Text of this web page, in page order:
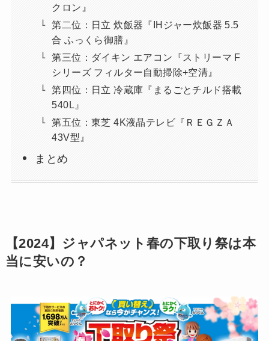
クロン』
第二位：日立 炊飯器『IHジャー炊飯器 5.5
合 ふっくら御膳』
第三位：ダイキン エアコン『ストリーマ F
シリーズ フィルター自動掃除+空清』
第四位：日立 冷蔵庫『まるごとチルド搭載
540L』
第五位：東芝 4K液晶テレビ『ＲＥＧＺＡ
43V型』
まとめ
【2024】ジャパネット春の下取り祭は本
当に安いの？